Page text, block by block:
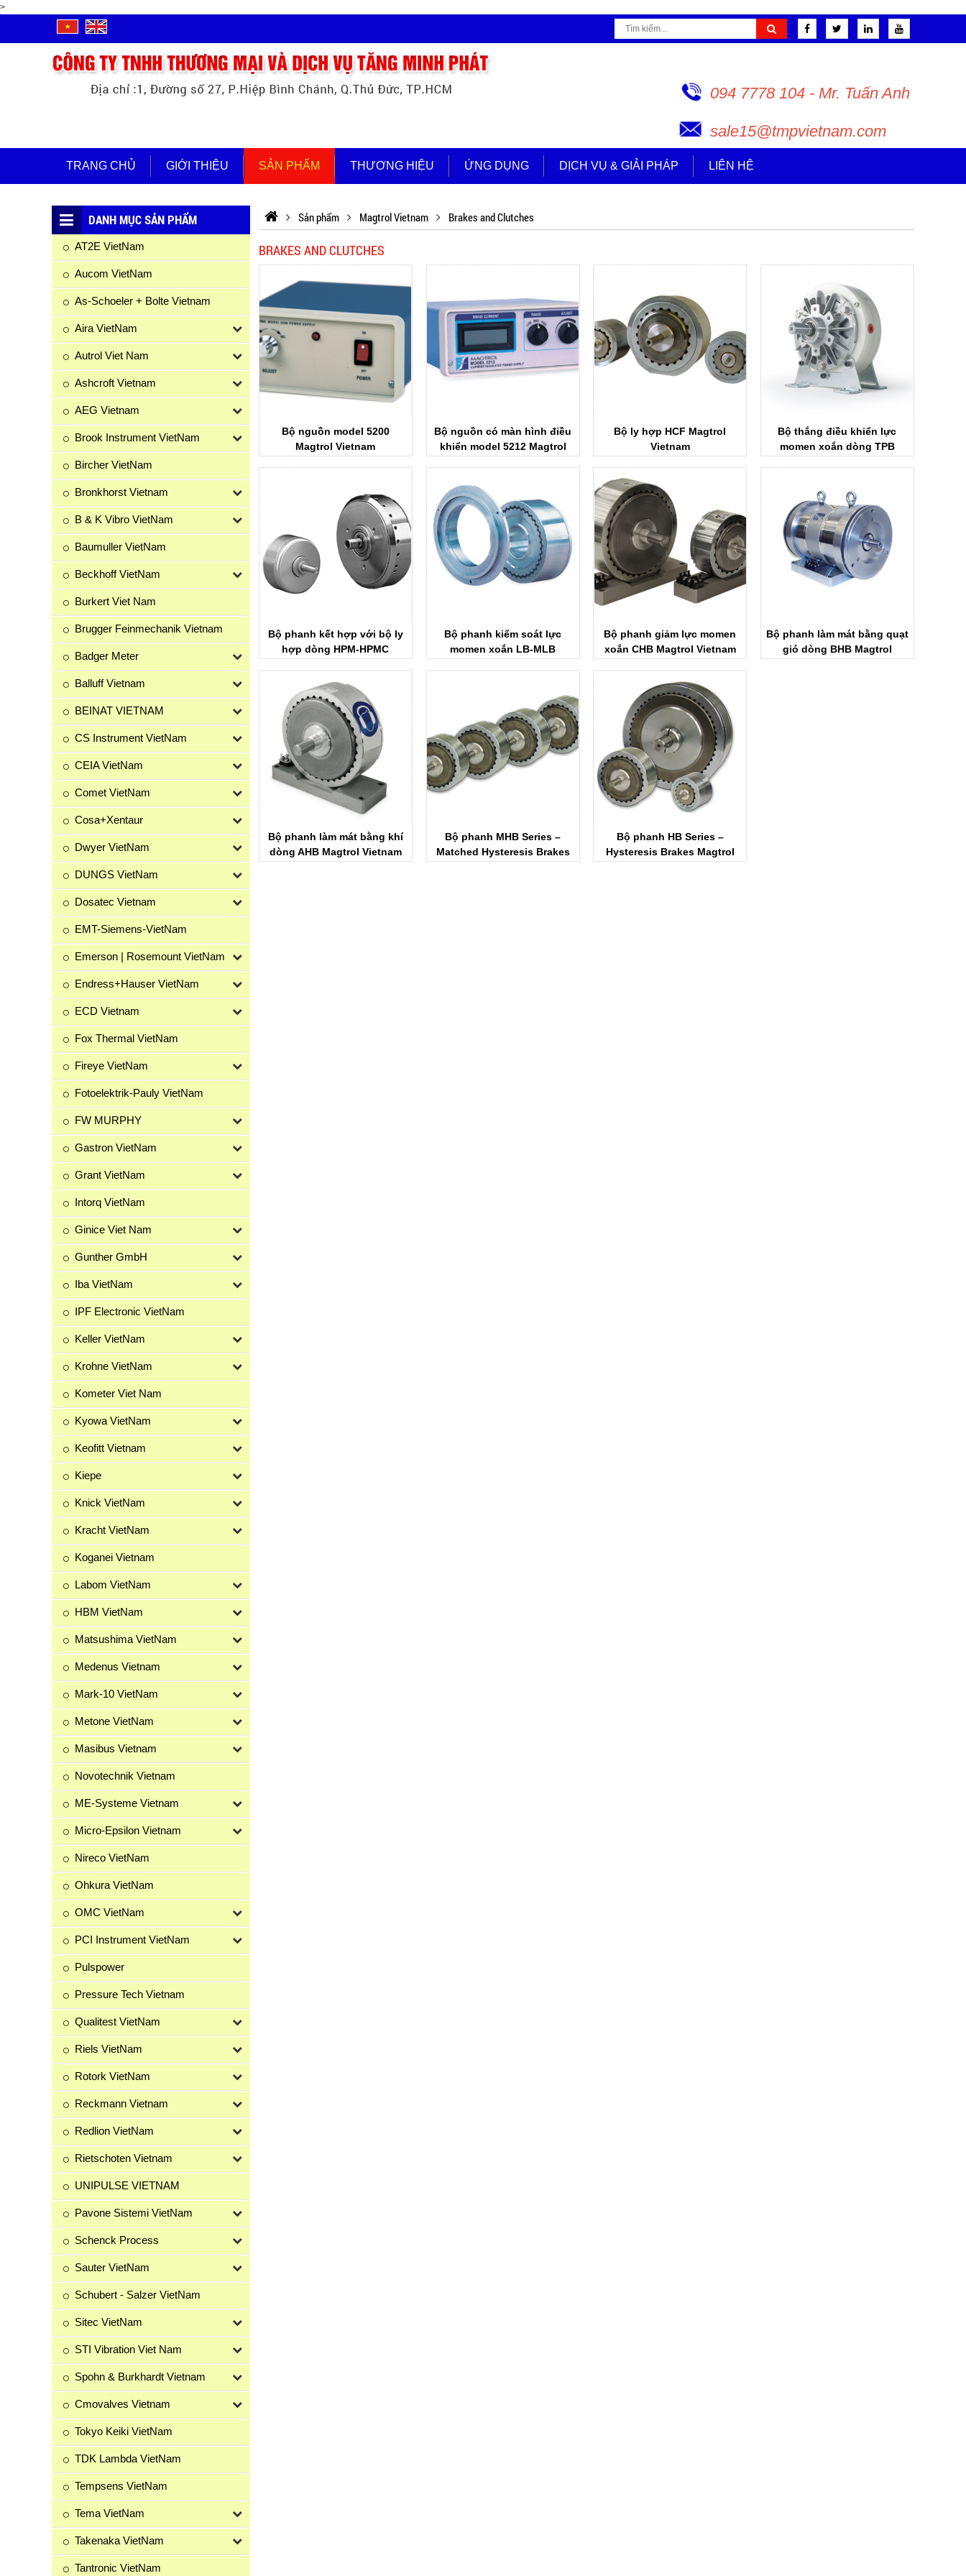
>
094 7778 104 - Mr. Tuấn Anh
sale15@tmpvietnam.com
TRANG CHỦ GIỚI THIỆU SẢN PHẨM THƯƠNG HIỆU ỨNG DỤNG DỊCH VỤ & GIẢI PHÁP LIÊN HỆ
Sản phẩm Magtrol Vietnam Brakes and Clutches
BRAKES AND CLUTCHES
Bộ nguồn model 5200
Magtrol Vietnam
Bộ nguồn có màn hình điều
khiển model 5212 Magtrol
Bộ ly hợp HCF Magtrol
Vietnam
Bộ thắng điều khiển lực
momen xoắn dòng TPB
Bộ phanh kết hợp với bộ ly
hợp dòng HPM-HPMC
Bộ phanh kiểm soát lực
momen xoắn LB-MLB
Bộ phanh giảm lực momen
xoắn CHB Magtrol Vietnam
Bộ phanh làm mát bằng quạt
gió dòng BHB Magtrol
Bộ phanh làm mát bằng khí
dòng AHB Magtrol Vietnam
Bộ phanh MHB Series –
Matched Hysteresis Brakes
Bộ phanh HB Series –
Hysteresis Brakes Magtrol
DANH MỤC SẢN PHẨM
AT2E VietNam
Aucom VietNam
As-Schoeler + Bolte Vietnam
Aira VietNam
Autrol Viet Nam
Ashcroft Vietnam
AEG Vietnam
Brook Instrument VietNam
Bircher VietNam
Bronkhorst Vietnam
B & K Vibro VietNam
Baumuller VietNam
Beckhoff VietNam
Burkert Viet Nam
Brugger Feinmechanik Vietnam
Badger Meter
Balluff Vietnam
BEINAT VIETNAM
CS Instrument VietNam
CEIA VietNam
Comet VietNam
Cosa+Xentaur
Dwyer VietNam
DUNGS VietNam
Dosatec Vietnam
EMT-Siemens-VietNam
Emerson | Rosemount VietNam
Endress+Hauser VietNam
ECD Vietnam
Fox Thermal VietNam
Fireye VietNam
Fotoelektrik-Pauly VietNam
FW MURPHY
Gastron VietNam
Grant VietNam
Intorq VietNam
Ginice Viet Nam
Gunther GmbH
Iba VietNam
IPF Electronic VietNam
Keller VietNam
Krohne VietNam
Kometer Viet Nam
Kyowa VietNam
Keofitt Vietnam
Kiepe
Knick VietNam
Kracht VietNam
Koganei Vietnam
Labom VietNam
HBM VietNam
Matsushima VietNam
Medenus Vietnam
Mark-10 VietNam
Metone VietNam
Masibus Vietnam
Novotechnik Vietnam
ME-Systeme Vietnam
Micro-Epsilon Vietnam
Nireco VietNam
Ohkura VietNam
OMC VietNam
PCI Instrument VietNam
Pulspower
Pressure Tech Vietnam
Qualitest VietNam
Riels VietNam
Rotork VietNam
Reckmann Vietnam
Redlion VietNam
Rietschoten Vietnam
UNIPULSE VIETNAM
Pavone Sistemi VietNam
Schenck Process
Sauter VietNam
Schubert - Salzer VietNam
Sitec VietNam
STI Vibration Viet Nam
Spohn & Burkhardt Vietnam
Cmovalves Vietnam
Tokyo Keiki VietNam
TDK Lambda VietNam
Tempsens VietNam
Tema VietNam
Takenaka VietNam
Tantronic VietNam